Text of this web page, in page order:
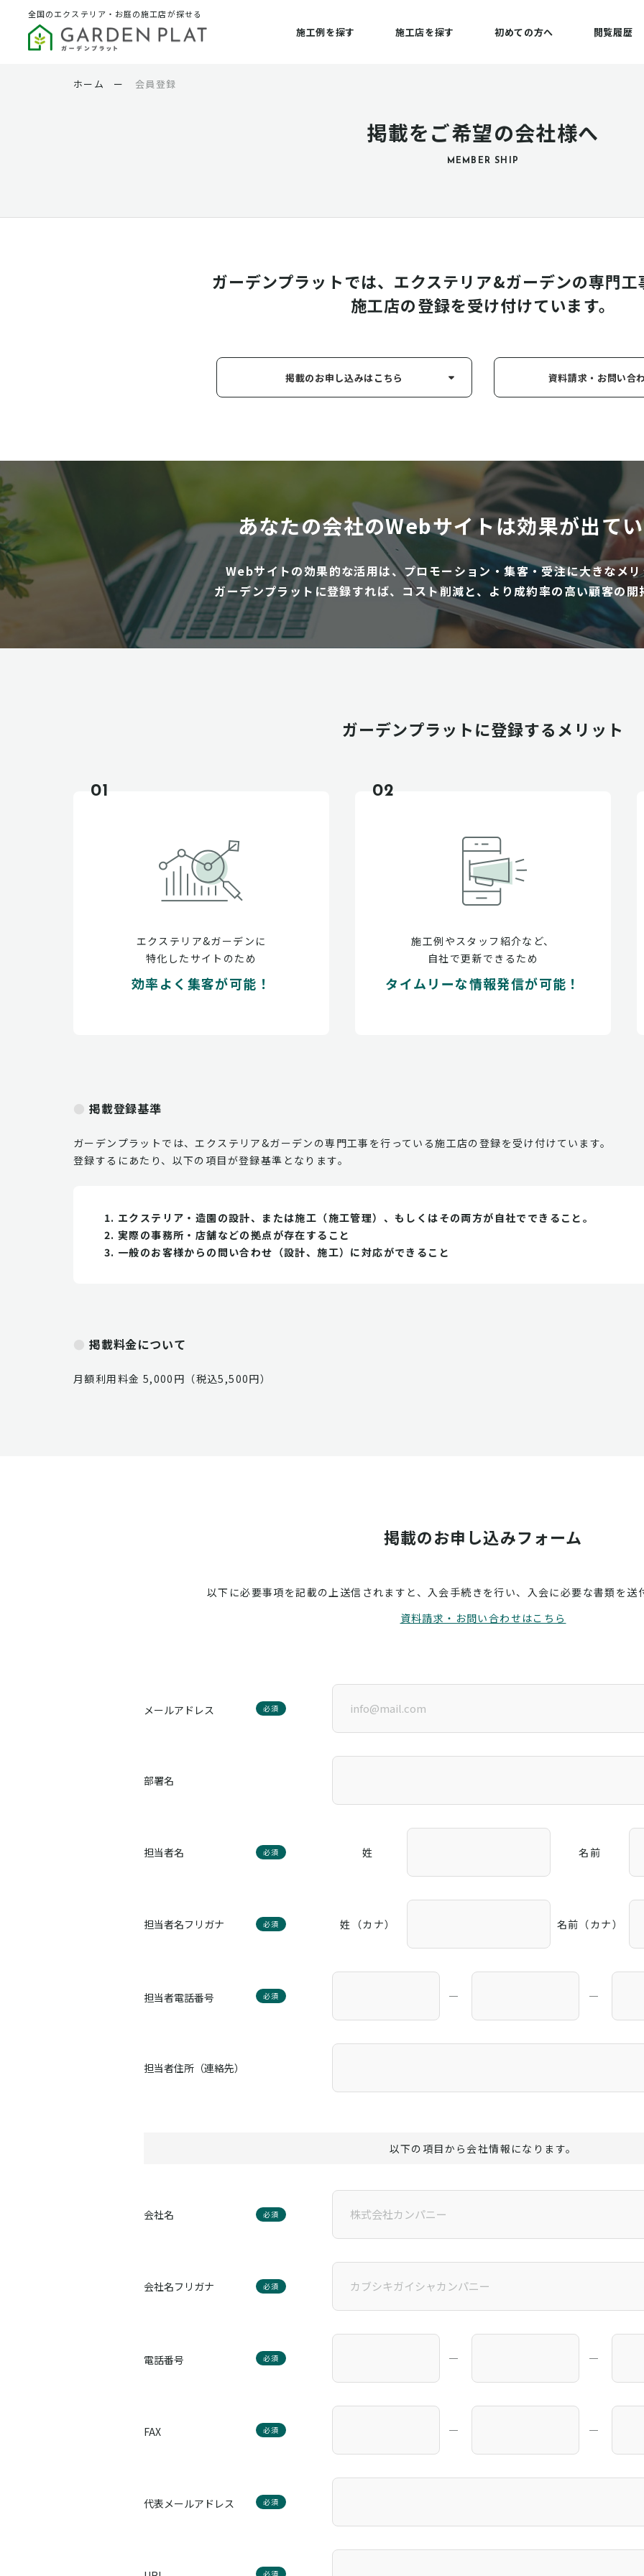
全国のエクステリア・お庭の施工店が探せる
施工例を探す 施工店を探す 初めての方へ 閲覧履歴
掲載をご希望の会社様へ
MEMBER SHIP
ホーム ー 会員登録
ガーデンプラットでは、エクステリア&ガーデンの専門工
施工店の登録を受け付けています。
掲載のお申し込みはこちら 資料請求・お問い合
あなたの会社のWebサイトは効果が出て
Webサイトの効果的な活用は、プロモーション・集客・受注に大きなメ
ガーデンプラットに登録すれば、コスト削減と、より成約率の高い顧客の開
ガーデンプラットに登録するメリット
01
エクステリア&ガーデンに
特化したサイトのため
効率よく集客が可能！
02
施工例やスタッフ紹介など、
自社で更新できるため
タイムリーな情報発信が可能！
掲載登録基準
ガーデンプラットでは、エクステリア&ガーデンの専門工事を行っている施工店の登録を受け付けています。
登録するにあたり、以下の項目が登録基準となります。
エクステリア・造園の設計、または施工（施工管理）、もしくはその両方が自社でできること。
実際の事務所・店舗などの拠点が存在すること
一般のお客様からの問い合わせ（設計、施工）に対応ができること
掲載料金について
月額利用料金 5,000円（税込5,500円）
掲載のお申し込みフォーム
以下に必要事項を記載の上送信されますと、入会手続きを行い、入会に必要な書類を送
資料請求・お問い合わせはこちら
メールアドレス 必須
部署名
担当者名 必須 姓 名前
担当者名フリガナ 必須 姓（カナ） 名前（カナ）
担当者電話番号 必須 ― ―
担当者住所（連絡先）
以下の項目から会社情報になります。
会社名 必須
会社名フリガナ 必須
電話番号 必須 ― ―
FAX 必須 ― ―
代表メールアドレス 必須
必須